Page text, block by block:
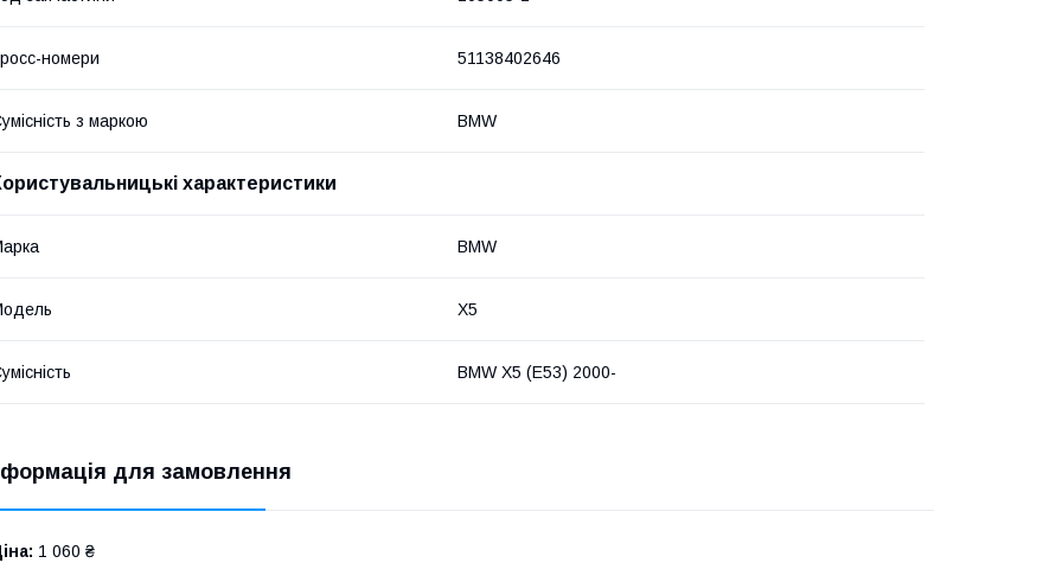
номери 51138402646
з маркою BMW
характеристики
BMW
X5
BMW X5 (E53) 2000-
для замовлення
1 060 ₴